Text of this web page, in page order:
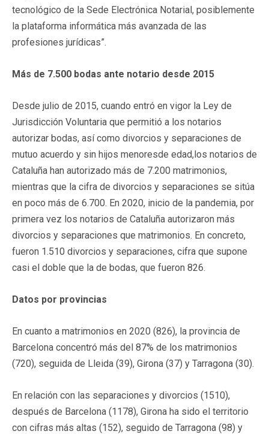
tecnológico de la Sede Electrónica Notarial, posiblemente
la plataforma informática más avanzada de las
profesiones jurídicas”.
Más de 7.500 bodas ante notario desde 2015
Desde julio de 2015, cuando entró en vigor la Ley de
Jurisdicción Voluntaria que permitió a los notarios
autorizar bodas, así como divorcios y separaciones de
mutuo acuerdo y sin hijos menoresde edad,los notarios de
Cataluña han autorizado más de 7.200 matrimonios,
mientras que la cifra de divorcios y separaciones se sitúa
en poco más de 6.700. En 2020, inicio de la pandemia, por
primera vez los notarios de Cataluña autorizaron más
divorcios y separaciones que matrimonios. En concreto,
fueron 1.510 divorcios y separaciones, cifra que supone
casi el doble que la de bodas, que fueron 826.
Datos por provincias
En cuanto a matrimonios en 2020 (826), la provincia de
Barcelona concentró más del 87% de los matrimonios
(720), seguida de Lleida (39), Girona (37) y Tarragona (30).
En relación con las separaciones y divorcios (1510),
después de Barcelona (1178), Girona ha sido el territorio
con cifras más altas (152), seguido de Tarragona (98) y